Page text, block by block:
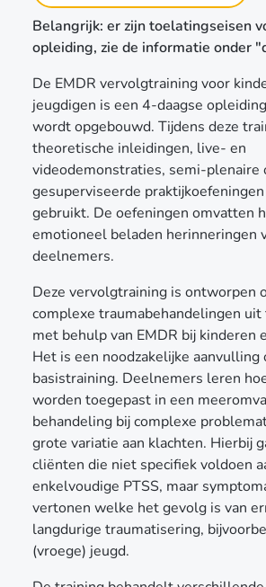
Belangrijk: er zijn toelatingseisen
opleiding, zie de informatie onder "
De EMDR vervolgtraining voor
jeugdigen is een 4-daagse
wordt opgebouwd. Tijdens deze
theoretische inleidingen, live- en
videodemonstraties, semi-plenaire
gesuperviseerde
gebruikt. De oefeningen omvatten
emotioneel beladen herinneringen
deelnemers.
Deze vervolgtraining is ontworpen
complexe traumabehandelingen
met behulp van EMDR bij kinderen
Het is een noodzakelijke aanvulling
basistraining. Deelnemers leren
worden toegepast in een
behandeling bij complexe
grote variatie aan klachten. Hierbij
cliënten die niet specifiek voldoen
enkelvoudige PTSS, maar
vertonen welke het gevolg is van
langdurige traumatisering,
(vroege) jeugd.